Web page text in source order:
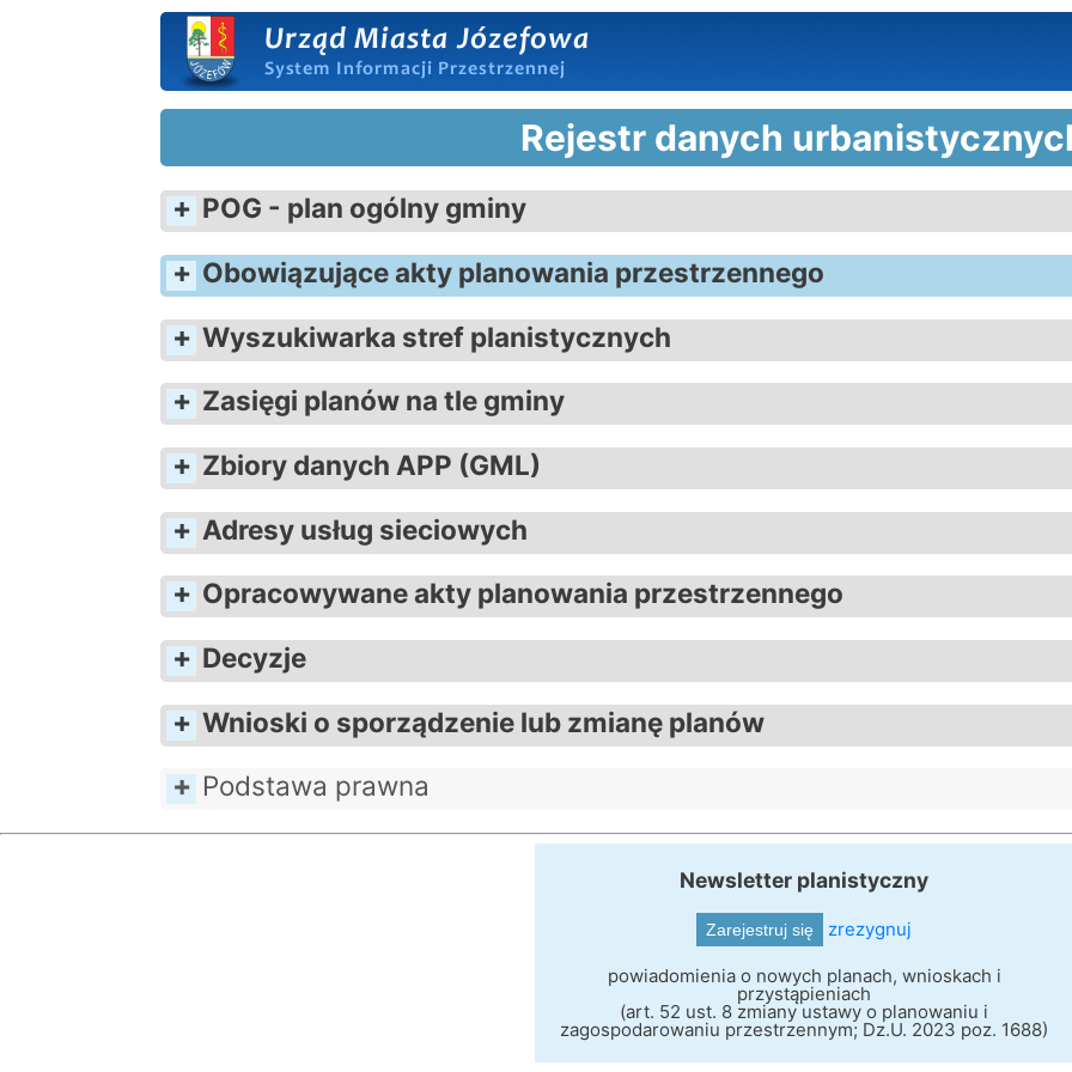
Rejestr danych
POG - plan ogólny gminy
Obowiązujące akty planowania przestrzennego
Wyszukiwarka stref planistycznych
Zasięgi planów na tle gminy
Zbiory danych APP (GML)
Adresy usług sieciowych
Opracowywane akty planowania przestrzennego
Decyzje
Wnioski o sporządzenie lub zmianę planów
Podstawa prawna
Newsletter planistyczny
zrezygnuj
powiadomienia o nowych planach, wnioskach i
przystąpieniach
(art. 52 ust. 8 zmiany ustawy o planowaniu i
zagospodarowaniu przestrzennym; Dz.U. 2023 poz. 1688)